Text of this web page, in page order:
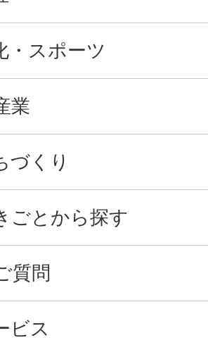
・スポーツ
業
づくり
ごとから探す
質問
ビス